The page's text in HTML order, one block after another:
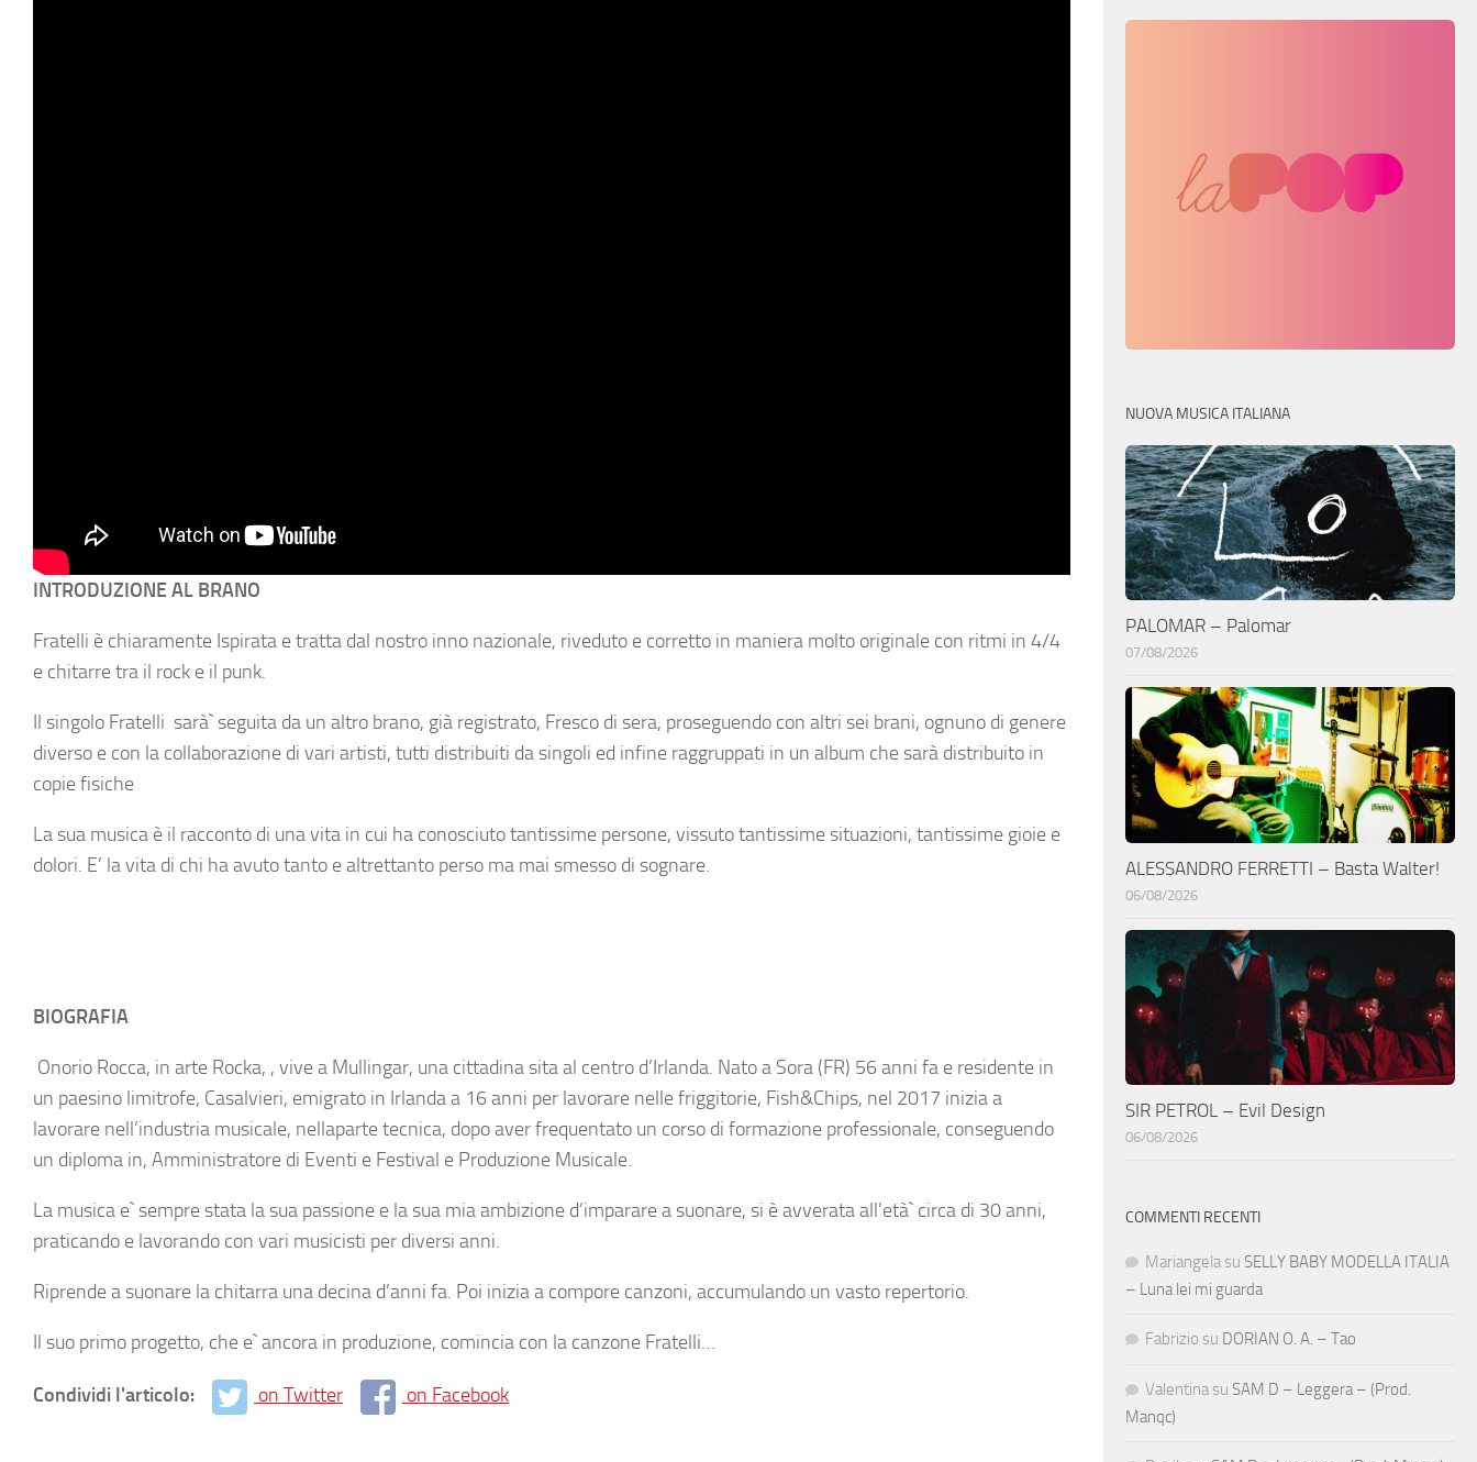
INTRODUZIONE AL BRANO
Fratelli è chiaramente Ispirata e tratta dal nostro inno nazionale, riveduto e corretto in maniera molto originale con ritmi in 4/4
e chitarre tra il rock e il punk.
Il singolo Fratelli sarà` seguita da un altro brano, già registrato, Fresco di sera, proseguendo con altri sei brani, ognuno di genere
diverso e con la collaborazione di vari artisti, tutti distribuiti da singoli ed infine raggruppati in un album che sarà distribuito in
copie fisiche
La sua musica è il racconto di una vita in cui ha conosciuto tantissime persone, vissuto tantissime situazioni, tantissime gioie e
dolori. E’ la vita di chi ha avuto tanto e altrettanto perso ma mai smesso di sognare.
BIOGRAFIA
Onorio Rocca, in arte Rocka, , vive a Mullingar, una cittadina sita al centro d’Irlanda. Nato a Sora (FR) 56 anni fa e residente in
un paesino limitrofe, Casalvieri, emigrato in Irlanda a 16 anni per lavorare nelle friggitorie, Fish&Chips, nel 2017 inizia a
lavorare nell’industria musicale, nellaparte tecnica, dopo aver frequentato un corso di formazione professionale, conseguendo
un diploma in, Amministratore di Eventi e Festival e Produzione Musicale.
La musica e` sempre stata la sua passione e la sua mia ambizione d’imparare a suonare, si è avverata all’età` circa di 30 anni,
praticando e lavorando con vari musicisti per diversi anni.
Riprende a suonare la chitarra una decina d’anni fa. Poi inizia a compore canzoni, accumulando un vasto repertorio.
Il suo primo progetto, che e` ancora in produzione, comincia con la canzone Fratelli…
Condividi l'articolo: on Twitter on Facebook
NUOVA MUSICA ITALIANA
PALOMAR – Palomar
07/08/2026
ALESSANDRO FERRETTI – Basta Walter!
06/08/2026
SIR PETROL – Evil Design
06/08/2026
COMMENTI RECENTI
Mariangela su SELLY BABY MODELLA ITALIA
– Luna lei mi guarda
Fabrizio su DORIAN O. A. – Tao
Valentina su SAM D – Leggera – (Prod.
Manqc)